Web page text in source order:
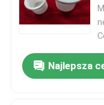
Wycieczka po
Najlepsza